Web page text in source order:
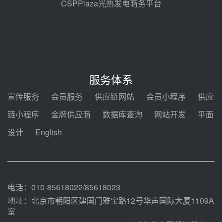
电机组灵活性改造项目三元液态盐
采购合同
迪尔化工预中标华能西安热工院
2026-2029年熔盐介质框架协议
100MW光热项目机组调试及性能
CSPPlaza光热发电商务平台
服务体系
宣传服务 会员服务 供应链网站 会员小程序
供应
链小程序
金牌供应商 数据库查询 网站开发
平面
设计
English
电话：010-85618022/85618023
地址：北京市朝阳区建国门雅宝路12号华声国际大厦1109A
室